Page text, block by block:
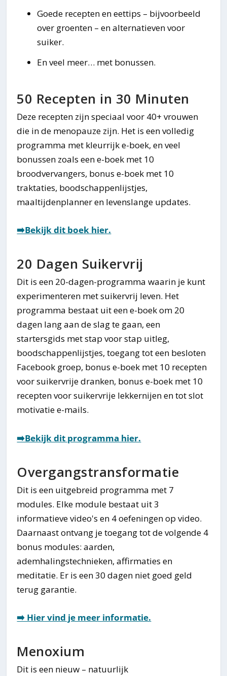
Goede recepten en eettips – bijvoorbeeld
over groenten – en alternatieven voor
suiker.
En veel meer… met bonussen.
50 Recepten in 30 Minuten
Deze recepten zijn speciaal voor 40+ vrouwen
die in de menopauze zijn. Het is een volledig
programma met kleurrijk e-boek, en veel
bonussen zoals een e-boek met 10
broodvervangers, bonus e-boek met 10
traktaties, boodschappenlijstjes,
maaltijdenplanner en levenslange updates.
➡️Bekijk dit boek hier.
20 Dagen Suikervrij
Dit is een 20-dagen-programma waarin je kunt
experimenteren met suikervrij leven. Het
programma bestaat uit een e-boek om 20
dagen lang aan de slag te gaan, een
startersgids met stap voor stap uitleg,
boodschappenlijstjes, toegang tot een besloten
Facebook groep, bonus e-boek met 10 recepten
voor suikervrije dranken, bonus e-boek met 10
recepten voor suikervrije lekkernijen en tot slot
motivatie e-mails.
➡️Bekijk dit programma hier.
Overgangstransformatie
Dit is een uitgebreid programma met 7
modules. Elke module bestaat uit 3
informatieve video's en 4 oefeningen op video.
Daarnaast ontvang je toegang tot de volgende 4
bonus modules: aarden,
ademhalingstechnieken, affirmaties en
meditatie. Er is een 30 dagen niet goed geld
terug garantie.
➡️ Hier vind je meer informatie.
Menoxium
Dit is een nieuw – natuurlijk